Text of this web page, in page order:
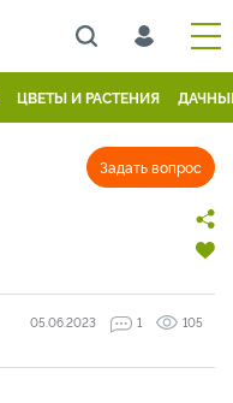
ЦВЕТЫ И РАСТЕНИЯ
Задать вопрос
05.06.2023 1 105